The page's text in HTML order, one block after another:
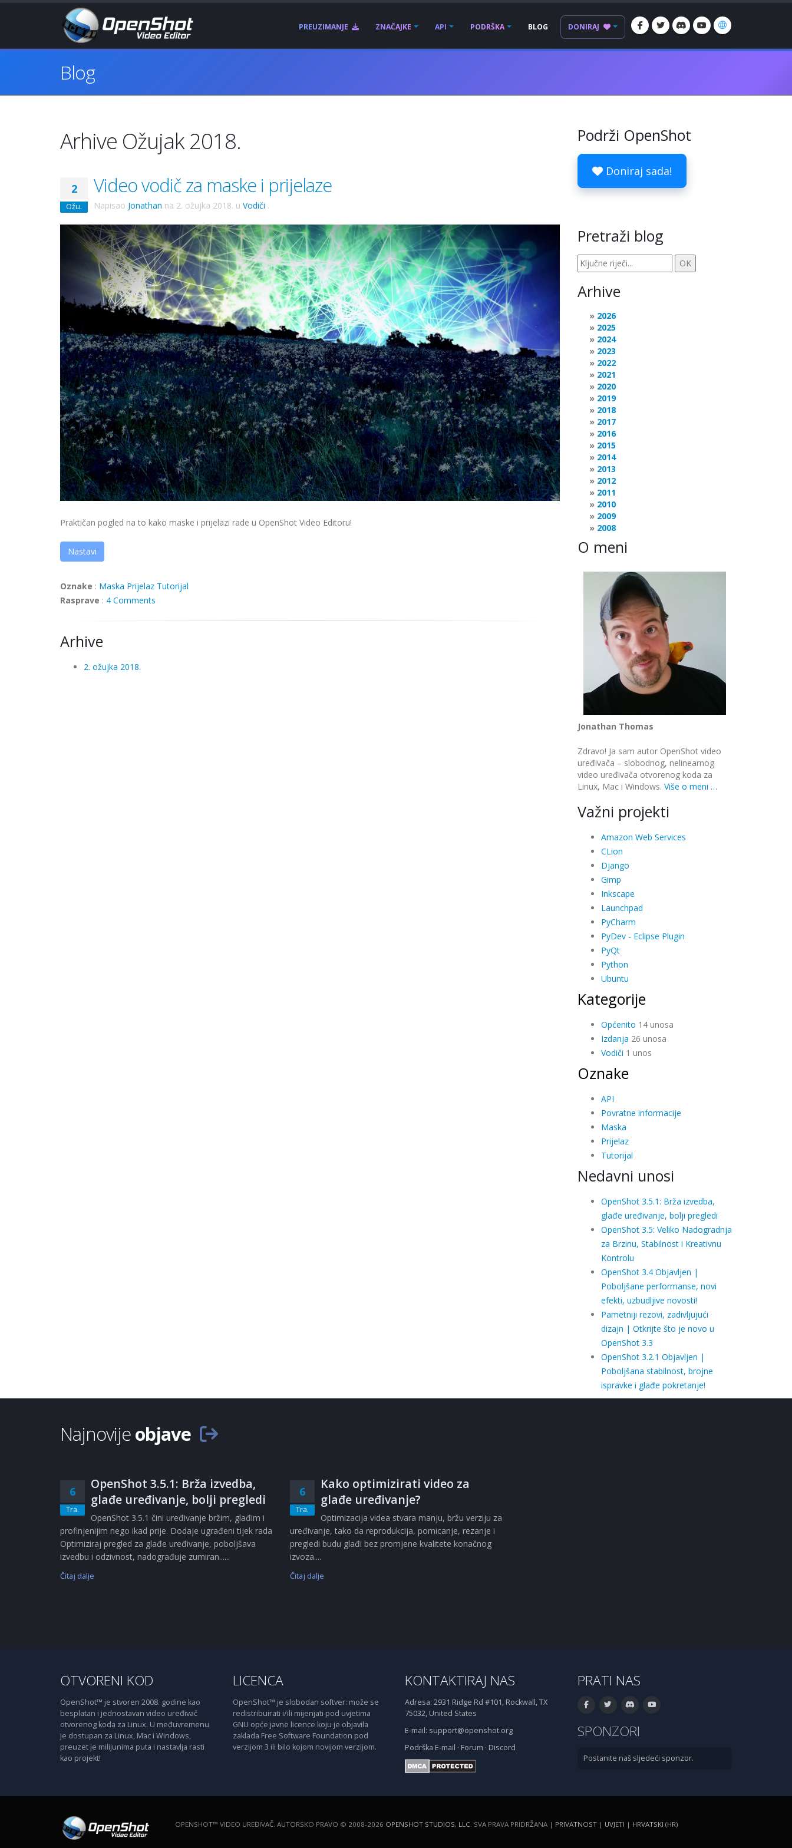
PREUZIMANJE ZNAČAJKE API PODRŠKA BLOG DONIRAJ
Blog
Arhive Ožujak 2018.
2
Ožu.
Video vodič za maske i prijelaze
Napisao Jonathan na 2. ožujka 2018. u Vodiči .
Praktičan pogled na to kako maske i prijelazi rade u OpenShot Video Editoru!
Nastavi
Oznake : Maska Prijelaz Tutorijal
Rasprave : 4 Comments
Arhive
2. ožujka 2018.
Podrži OpenShot
Doniraj sada!
Pretraži blog
Arhive
2026
2025
2024
2023
2022
2021
2020
2019
2018
2017
2016
2015
2014
2013
2012
2011
2010
2009
2008
O meni
Jonathan Thomas
Zdravo! Ja sam autor OpenShot video
uređivača – slobodnog, nelinearnog
video uređivača otvorenog koda za
Linux, Mac i Windows. Više o meni …
Važni projekti
Amazon Web Services
CLion
Django
Gimp
Inkscape
Launchpad
PyCharm
PyDev - Eclipse Plugin
PyQt
Python
Ubuntu
Kategorije
Općenito 14 unosa
Izdanja 26 unosa
Vodiči 1 unos
Oznake
API
Povratne informacije
Maska
Prijelaz
Tutorijal
Nedavni unosi
OpenShot 3.5.1: Brža izvedba,
glađe uređivanje, bolji pregledi
OpenShot 3.5: Veliko Nadogradnja
za Brzinu, Stabilnost i Kreativnu
Kontrolu
OpenShot 3.4 Objavljen |
Poboljšane performanse, novi
efekti, uzbudljive novosti!
Pametniji rezovi, zadivljujući
dizajn | Otkrijte što je novo u
OpenShot 3.3
OpenShot 3.2.1 Objavljen |
Poboljšana stabilnost, brojne
ispravke i glađe pokretanje!
Najnovijeobjave
6
Tra.
OpenShot 3.5.1: Brža izvedba,
glađe uređivanje, bolji pregledi
OpenShot 3.5.1 čini uređivanje bržim, glađim i
profinjenijim nego ikad prije. Dodaje ugrađeni tijek rada
Optimiziraj pregled za glađe uređivanje, poboljšava
izvedbu i odzivnost, nadograđuje zumiran......
Čitaj dalje
6
Tra.
Kako optimizirati video za
glađe uređivanje?
Optimizacija videa stvara manju, bržu verziju za
uređivanje, tako da reprodukcija, pomicanje, rezanje i
pregledi budu glađi bez promjene kvalitete konačnog
izvoza....
Čitaj dalje
OTVORENI KOD
OpenShot™ je stvoren 2008. godine kao
besplatan i jednostavan video uređivač
otvorenog koda za Linux. U međuvremenu
je dostupan za Linux, Mac i Windows,
preuzet je milijunima puta i nastavlja rasti
kao projekt!
LICENCA
OpenShot™ je slobodan softver: može se
redistribuirati i/ili mijenjati pod uvjetima
GNU opće javne licence koju je objavila
zaklada Free Software Foundation pod
verzijom 3 ili bilo kojom novijom verzijom.
KONTAKTIRAJ NAS
Adresa: 2931 Ridge Rd #101, Rockwall, TX
75032, United States
E-mail: support@openshot.org
Podrška E-mail · Forum · Discord
PRATI NAS
SPONZORI
Postanite naš sljedeći sponzor.
OPENSHOT™ VIDEO UREĐIVAČ. AUTORSKO PRAVO © 2008-2026 OPENSHOT STUDIOS, LLC . SVA PRAVA PRIDRŽANA | PRIVATNOST | UVJETI | HRVATSKI (HR)